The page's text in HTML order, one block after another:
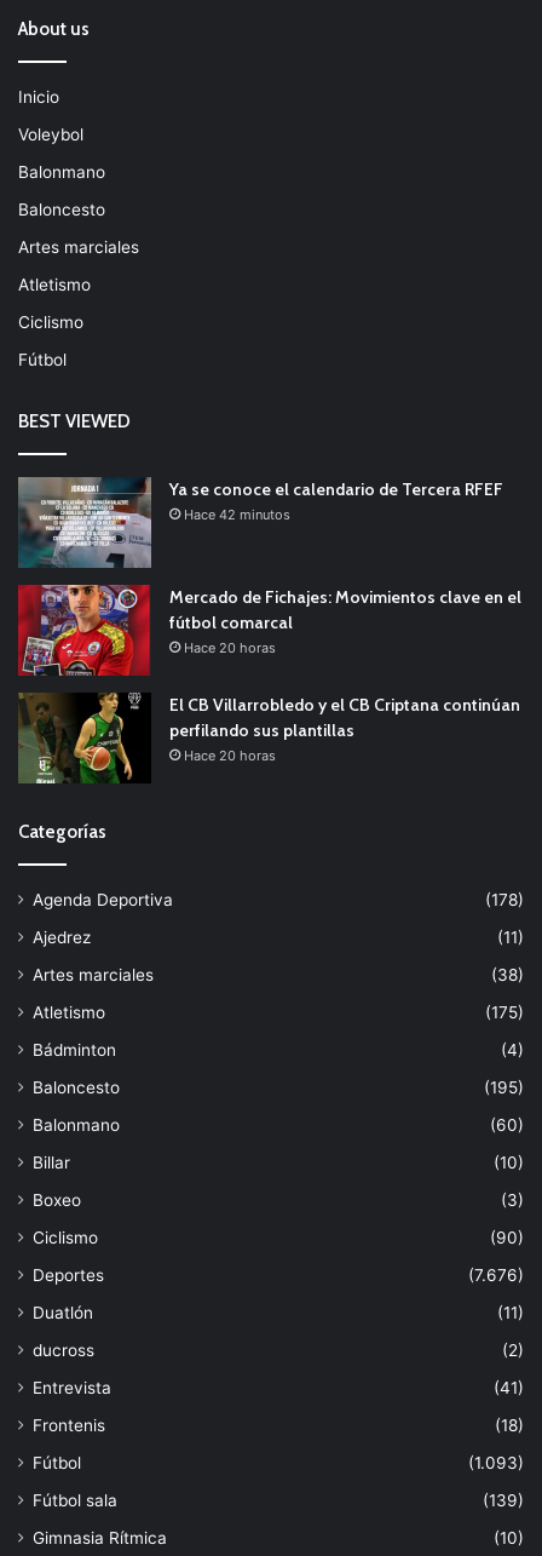
About us
Inicio
Voleybol
Balonmano
Baloncesto
Artes marciales
Atletismo
Ciclismo
Fútbol
BEST VIEWED
Ya se conoce el calendario de Tercera RFEF
Hace 42 minutos
Mercado de Fichajes: Movimientos clave en el
fútbol comarcal
Hace 20 horas
El CB Villarrobledo y el CB Criptana continúan
perfilando sus plantillas
Hace 20 horas
Categorías
Agenda Deportiva
(178)
Ajedrez
(11)
Artes marciales
(38)
Atletismo
(175)
Bádminton
(4)
Baloncesto
(195)
Balonmano
(60)
Billar
(10)
Boxeo
(3)
Ciclismo
(90)
Deportes
(7.676)
Duatlón
(11)
ducross
(2)
Entrevista
(41)
Frontenis
(18)
Fútbol
(1.093)
Fútbol sala
(139)
Gimnasia Rítmica
(10)